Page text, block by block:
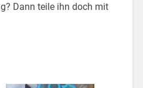
Dann teile ihn doch mit